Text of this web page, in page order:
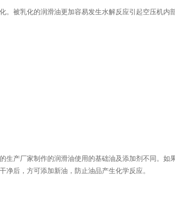
被乳化的润滑油更加容易发生水解反应引起空压机内
产厂家制作的润滑油使用的基础油及添加剂不同。如
后，方可添加新油，防止油品产生化学反应。